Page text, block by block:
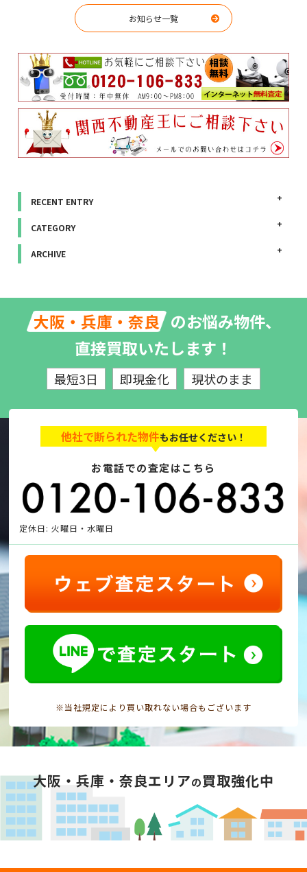
お知らせ一覧
RECENT ENTRY
CATEGORY
ARCHIVE
大阪・兵庫・奈良 のお悩み物件、
直接買取いたします！
最短3日 即現金化 現状のまま
他社で断られた物件もお任せください！
お電話での査定はこちら
定休日: 火曜日・水曜日
※当社規定により買い取れない場合もございます
大阪・兵庫・奈良エリアの買取強化中